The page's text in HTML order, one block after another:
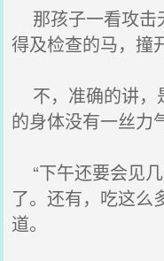
那孩子一看攻击
得及检查的马，撞
不，准确的讲，
的身体没有一丝力
“下午还要会见
了。还有，吃这么
道。